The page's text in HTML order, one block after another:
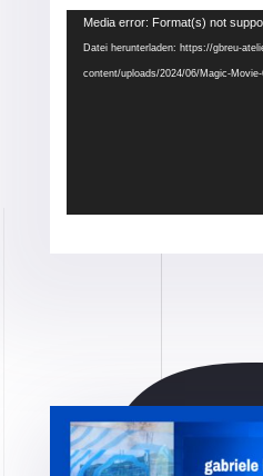
Video-
Player
Media error: Format(s) not
Datei herunterladen: https://gbreu-
content/uploads/2024/06/Magic-